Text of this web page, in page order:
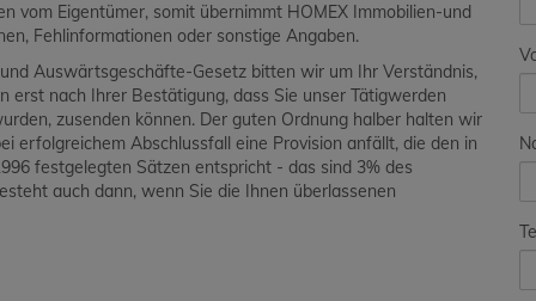
vom Eigentümer, somit übernimmt HOMEX Immobilien-und
Fehlinformationen oder sonstige Angaben.
Auswärtsgeschäfte-Gesetz bitten wir um Ihr Verständnis,
erst nach Ihrer Bestätigung, dass Sie unser Tätigwerden
zusenden können. Der guten Ordnung halber halten wir
erfolgreichem Abschlussfall eine Provision anfällt, die den in
festgelegten Sätzen entspricht - das sind 3% des
auch dann, wenn Sie die Ihnen überlassenen